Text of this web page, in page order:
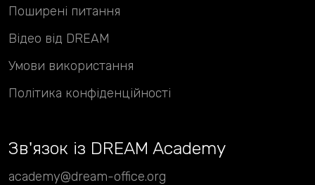
Умови використання
Політика конфіденційності
Поширені питання
Відео від DREAM
academy@dream-office.org
Зв'язок із DREAM Academy